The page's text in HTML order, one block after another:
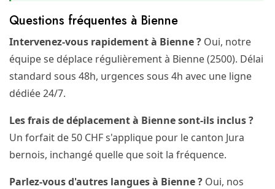
Questions fréquentes à Bienne
Intervenez-vous rapidement à Bienne ? Oui, notre
équipe se déplace régulièrement à Bienne (2500). Délai
standard sous 48h, urgences sous 4h avec une ligne
dédiée 24/7.
Les frais de déplacement à Bienne sont-ils inclus ?
Un forfait de 50 CHF s'applique pour le canton Jura
bernois, inchangé quelle que soit la fréquence.
Parlez-vous d'autres langues à Bienne ? Oui, nos